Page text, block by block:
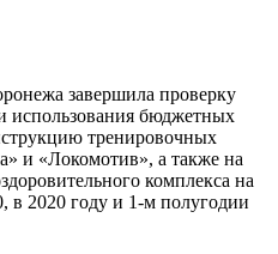
завершила проверку
использования бюджетных
тренировочных
и «Локомотив», а также на
комплекса на
2020 году и 1-м полугодии